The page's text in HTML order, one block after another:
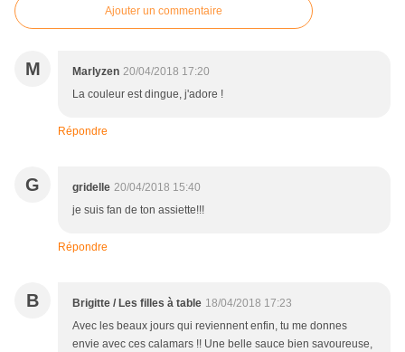
Ajouter un commentaire
M Marlyzen 20/04/2018 17:20
La couleur est dingue, j'adore !
Répondre
G gridelle 20/04/2018 15:40
je suis fan de ton assiette!!!
Répondre
B Brigitte / Les filles à table 18/04/2018 17:23
Avec les beaux jours qui reviennent enfin, tu me donnes
envie avec ces calamars !! Une belle sauce bien savoureuse,